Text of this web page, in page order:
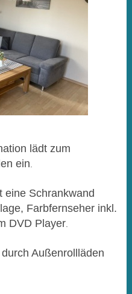
lädt zum
ein.
eine Schrankwand
Farbfernseher inkl.
DVD Player.
Außenrollläden